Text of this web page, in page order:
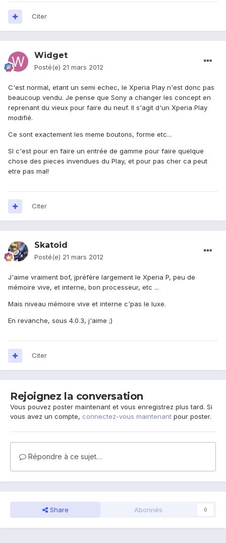
Citer
Widget
Posté(e) 21 mars 2012
C'est normal, etant un semi echec, le Xperia Play n'est donc pas
beaucoup vendu. Je pense que Sony a changer les concept en
reprenant du vieux pour faire du neuf. Il s'agit d'un Xperia Play
modifié.
Ce sont exactement les meme boutons, forme etc...
SI c'est pour en faire un entrée de gamme pour faire quelque
chose des pieces invendues du Play, et pour pas cher ca peut
etre pas mal!
Citer
Skatoid
Posté(e) 21 mars 2012
J'aime vraiment bof, jpréfère largement le Xperia P, peu de
mémoire vive, et interne, bon processeur, etc ...
Mais niveau mémoire vive et interne c'pas le luxe.
En revanche, sous 4.0.3, j'aime ;)
Citer
Rejoignez la conversation
Vous pouvez poster maintenant et vous enregistrez plus tard. Si
vous avez un compte, connectez-vous maintenant pour poster.
Répondre à ce sujet…
Share Abonnés 0